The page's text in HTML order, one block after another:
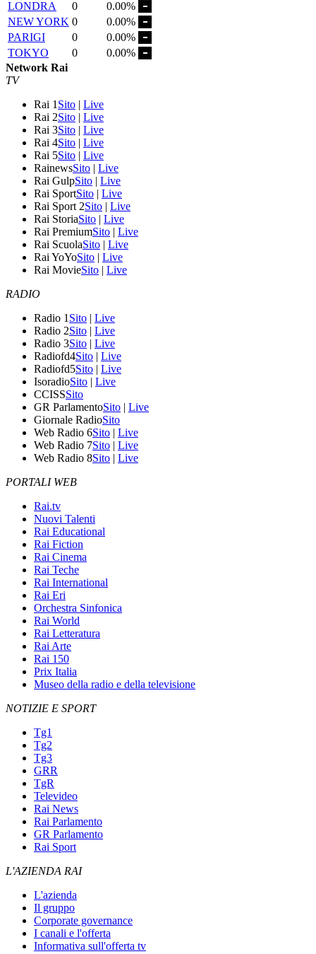
LONDRA
0
0.00%
NEW YORK 0
0.00%
PARIGI
0
0.00%
TOKYO
0
0.00%
Network Rai
TV
Rai 1 Sito | Live
Rai 2Sito | Live
Rai 3Sito | Live
Rai 4Sito | Live
Rai 5Sito | Live
RainewsSito | Live
Rai GulpSito | Live
Rai SportSito | Live
Rai Sport 2Sito | Live
Rai StoriaSito | Live
Rai PremiumSito | Live
Rai ScuolaSito | Live
Rai YoYoSito | Live
Rai MovieSito | Live
RADIO
Radio 1 Sito | Live
Radio 2Sito | Live
Radio 3Sito | Live
Radiofd4Sito | Live
Radiofd5Sito | Live
IsoradioSito | Live
CCISSSito
GR ParlamentoSito | Live
Giornale RadioSito
Web Radio 6Sito | Live
Web Radio 7Sito | Live
Web Radio 8Sito | Live
PORTALI WEB
Rai.tv
Nuovi Talenti
Rai Educational
Rai Fiction
Rai Cinema
Rai Teche
Rai International
Rai Eri
Orchestra Sinfonica
Rai World
Rai Letteratura
Rai Arte
Rai 150
Prix Italia
Museo della radio e della televisione
NOTIZIE E SPORT
Tg1
Tg2
Tg3
GRR
TgR
Televideo
Rai News
Rai Parlamento
GR Parlamento
Rai Sport
L'AZIENDA RAI
L'azienda
Il gruppo
Corporate governance
I canali e l'offerta
Informativa sull'offerta tv